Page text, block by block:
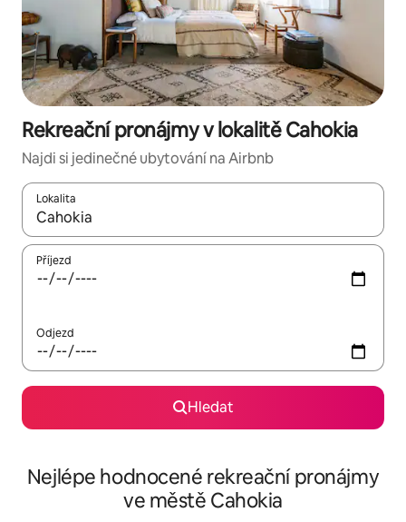
Rekreační pronájmy v lokalitě Cahokia
Najdi si jedinečné ubytování na Airbnb
Lokalita
Až budou výsledky k dispozici, můžeš si je procházet pomocí
Příjezd
Odjezd
Hledat
Nejlépe hodnocené rekreační pronájmy
ve městě Cahokia